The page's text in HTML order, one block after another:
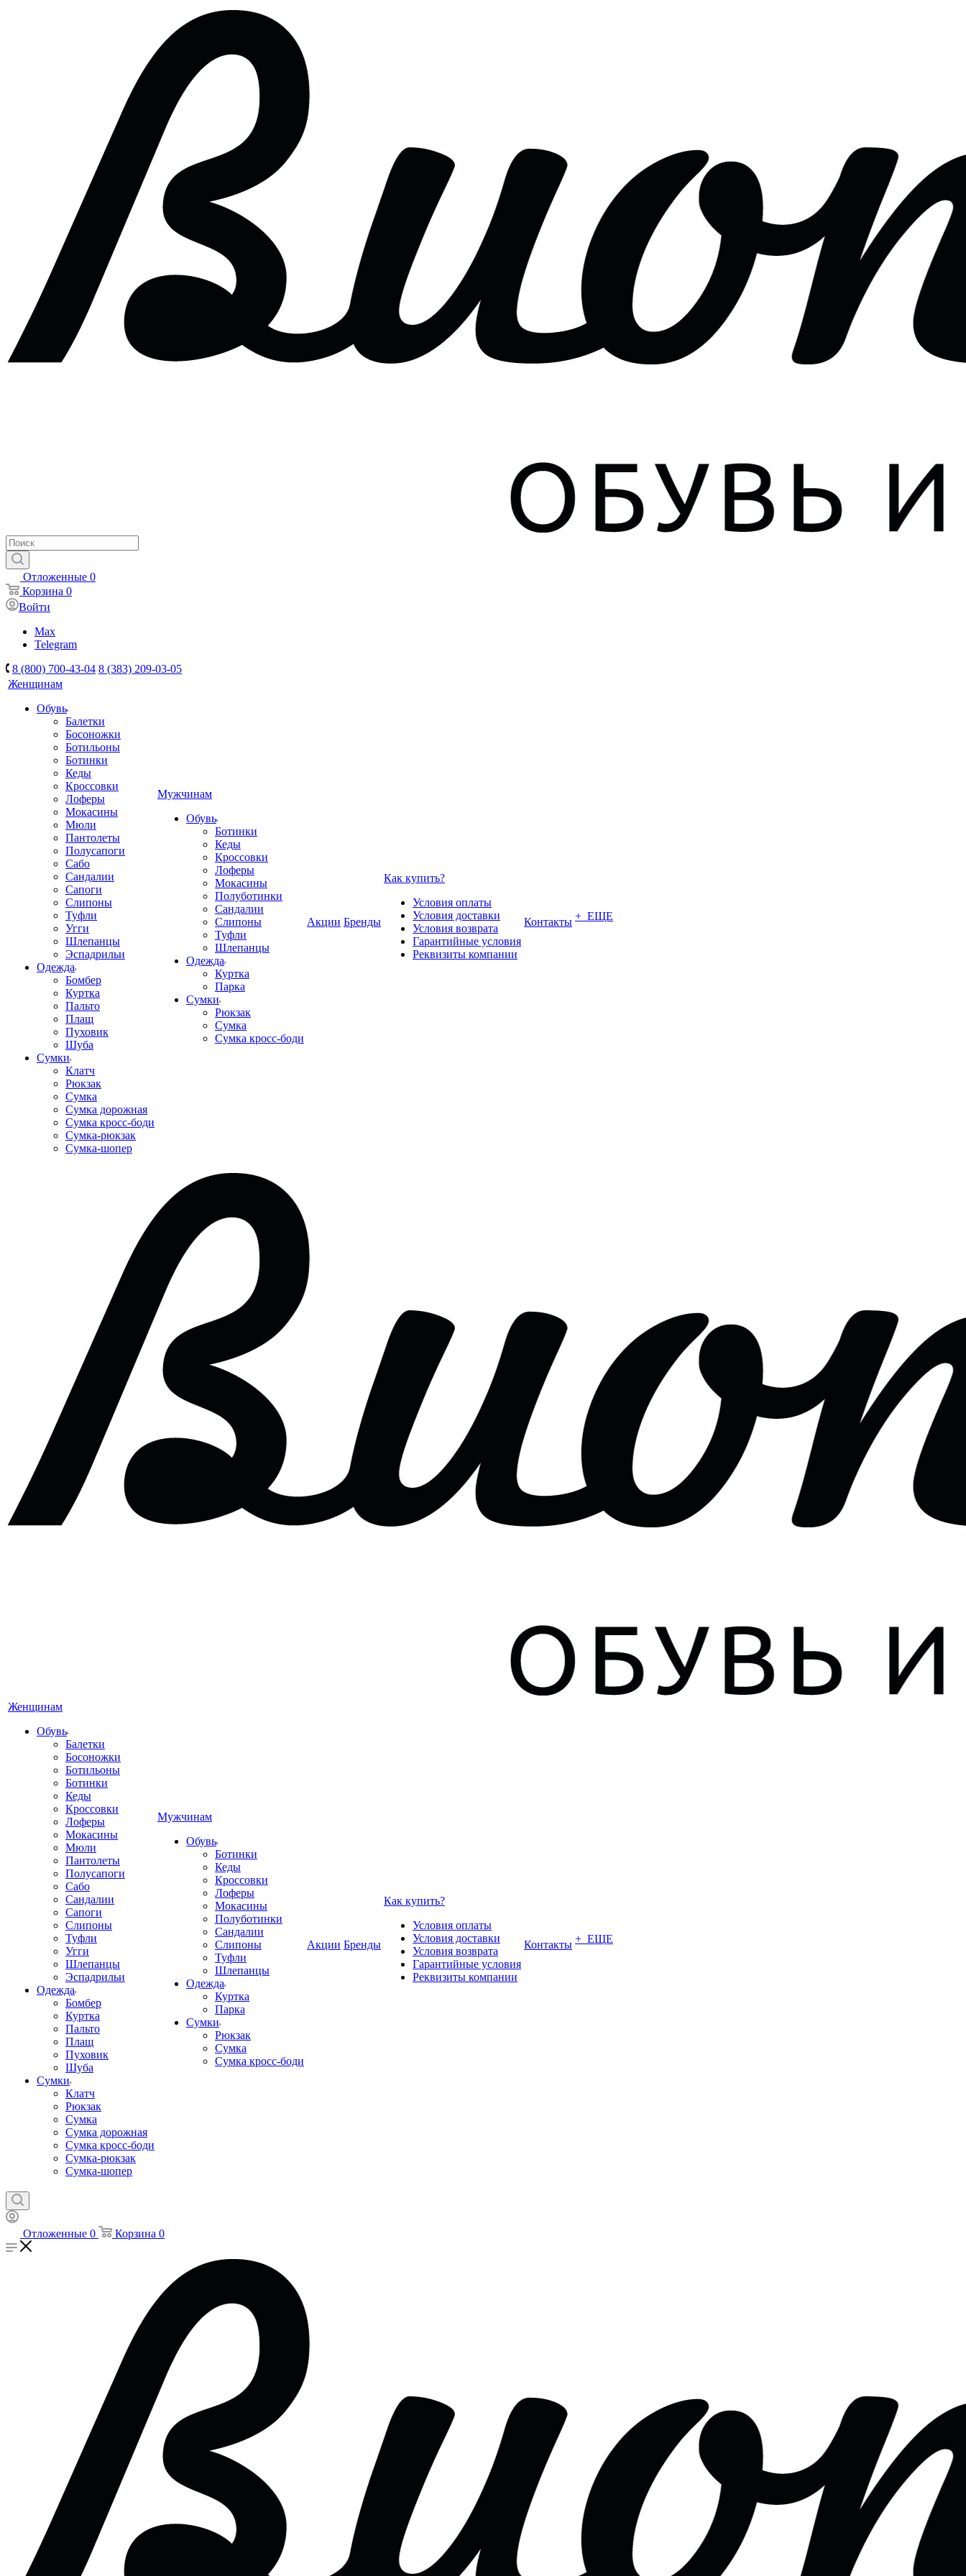
Отложенные 0
Корзина 0
Войти
Max
Telegram
8 (800) 700-43-04 8 (383) 209-03-05
Женщинам
Обувь
Балетки
Босоножки
Ботильоны
Ботинки
Кеды
Кроссовки
Лоферы
Мокасины
Мюли
Пантолеты
Полусапоги
Сабо
Сандалии
Сапоги
Слипоны
Туфли
Угги
Шлепанцы
Эспадрильи
Одежда
Бомбер
Куртка
Пальто
Плащ
Пуховик
Шуба
Сумки
Клатч
Рюкзак
Сумка
Сумка дорожная
Сумка кросс-боди
Сумка-рюкзак
Сумка-шопер
Мужчинам
Обувь
Ботинки
Кеды
Кроссовки
Лоферы
Мокасины
Полуботинки
Сандалии
Слипоны
Туфли
Шлепанцы
Одежда
Куртка
Парка
Сумки
Рюкзак
Сумка
Сумка кросс-боди
Акции Бренды
Как купить?
Условия оплаты
Условия доставки
Условия возврата
Гарантийные условия
Реквизиты компании
Контакты + ЕЩЕ
Женщинам
Обувь
Балетки
Босоножки
Ботильоны
Ботинки
Кеды
Кроссовки
Лоферы
Мокасины
Мюли
Пантолеты
Полусапоги
Сабо
Сандалии
Сапоги
Слипоны
Туфли
Угги
Шлепанцы
Эспадрильи
Одежда
Бомбер
Куртка
Пальто
Плащ
Пуховик
Шуба
Сумки
Клатч
Рюкзак
Сумка
Сумка дорожная
Сумка кросс-боди
Сумка-рюкзак
Сумка-шопер
Мужчинам
Обувь
Ботинки
Кеды
Кроссовки
Лоферы
Мокасины
Полуботинки
Сандалии
Слипоны
Туфли
Шлепанцы
Одежда
Куртка
Парка
Сумки
Рюкзак
Сумка
Сумка кросс-боди
Акции Бренды
Как купить?
Условия оплаты
Условия доставки
Условия возврата
Гарантийные условия
Реквизиты компании
Контакты + ЕЩЕ
Отложенные 0 Корзина 0